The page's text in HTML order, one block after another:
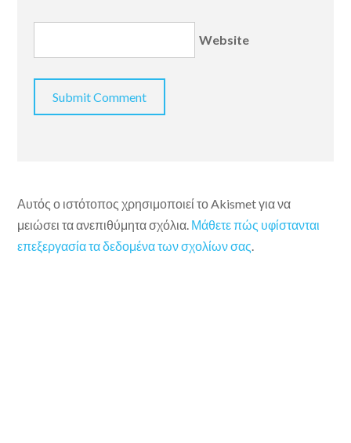
Website
Αυτός ο ιστότοπος χρησιμοποιεί το Akismet για να
μειώσει τα ανεπιθύμητα σχόλια. Μάθετε πώς υφίστανται
επεξεργασία τα δεδομένα των σχολίων σας.